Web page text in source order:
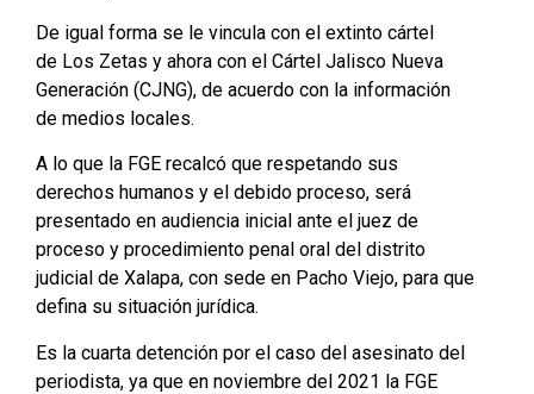
De igual forma se le vincula con el extinto cártel
de Los Zetas y ahora con el Cártel Jalisco Nueva
Generación (CJNG), de acuerdo con la información
de medios locales.
A lo que la FGE recalcó que respetando sus
derechos humanos y el debido proceso, será
presentado en audiencia inicial ante el juez de
proceso y procedimiento penal oral del distrito
judicial de Xalapa, con sede en Pacho Viejo, para que
defina su situación jurídica.
Es la cuarta detención por el caso del asesinato del
periodista, ya que en noviembre del 2021 la FGE